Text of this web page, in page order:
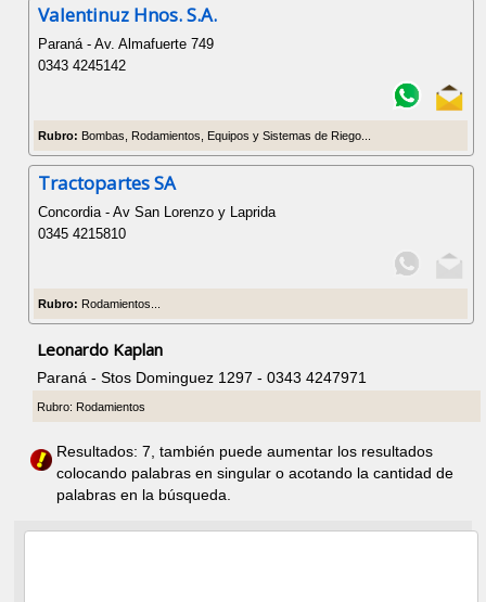
Valentinuz Hnos. S.A.
Paraná - Av. Almafuerte 749
0343 4245142
Rubro: Bombas, Rodamientos, Equipos y Sistemas de Riego...
Tractopartes SA
Concordia - Av San Lorenzo y Laprida
0345 4215810
Rubro: Rodamientos...
Leonardo Kaplan
Paraná - Stos Dominguez 1297 - 0343 4247971
Rubro: Rodamientos
Resultados: 7, también puede aumentar los resultados
colocando palabras en singular o acotando la cantidad de
palabras en la búsqueda.